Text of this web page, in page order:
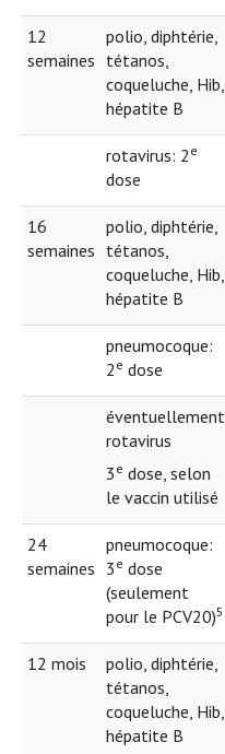
12
semaines
polio, diphtérie,
tétanos,
coqueluche, Hib,
hépatite B
rotavirus: 2 e
dose
16
semaines
polio, diphtérie,
tétanos,
coqueluche, Hib,
hépatite B
pneumocoque:
2 e dose
éventuellement
rotavirus
3 e dose, selon
le vaccin utilisé
24
semaines
pneumocoque:
3 e dose
(seulement
pour le PCV20)5
12 mois
polio, diphtérie,
tétanos,
coqueluche, Hib,
hépatite B